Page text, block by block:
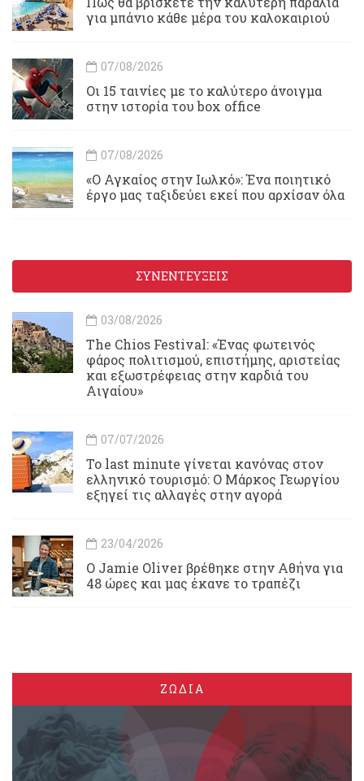
για μπάνιο κάθε μέρα του καλοκαιριού
07/08/2026
Οι 15 ταινίες με το καλύτερο άνοιγμα
στην ιστορία του box office
07/08/2026
«Ο Αγκαίος στην Ιωλκό»: Ένα ποιητικό
έργο μας ταξιδεύει εκεί που αρχίσαν όλα
ΣΥΝΕΝΤΕΥΞΕΙΣ
03/08/2026
Τhe Chios Festival: «Ένας φωτεινός
φάρος πολιτισμού, επιστήμης, αριστείας
και εξωστρέφειας στην καρδιά του
Αιγαίου»
07/07/2026
Το last minute γίνεται κανόνας στον
ελληνικό τουρισμό: Ο Μάρκος Γεωργίου
εξηγεί τις αλλαγές στην αγορά
23/04/2026
Ο Jamie Oliver βρέθηκε στην Αθήνα για
48 ώρες και μας έκανε το τραπέζι
ΖΩΔΙΑ